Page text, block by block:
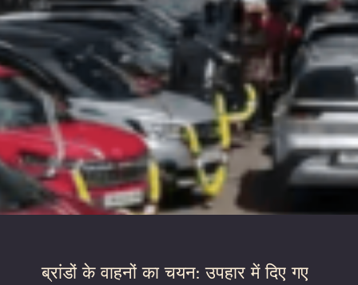
ब्रांडों के वाहनों का चयन: उपहार में दिए गए